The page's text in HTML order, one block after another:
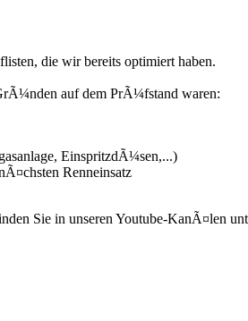
die wir bereits optimiert haben.
auf dem PrÃ¼fstand waren:
EinspritzdÃ¼sen,...)
Renneinsatz
Sie in unseren Youtube-KanÃ¤len